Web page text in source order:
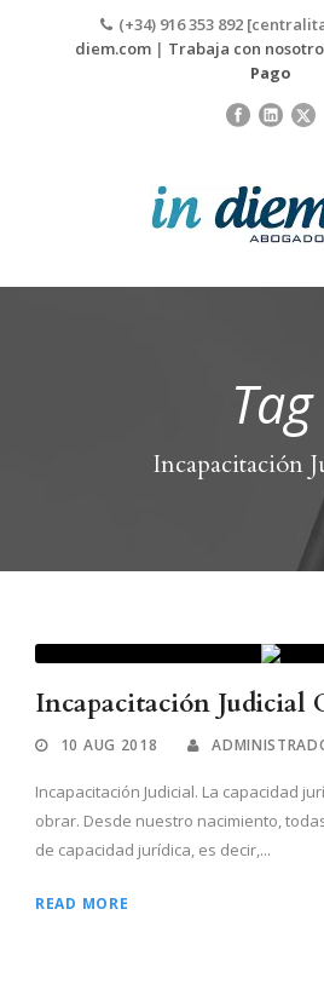
(+34) 916 353 892
diem.com| Trabaja con
Pago
Tag
Incapacitación
Incapacitación Judicial
10 AUG 2018
Incapacitación Judicial. La capacidad
obrar. Desde nuestro nacimiento,
de capacidad jurídica, es decir,...
READ MORE